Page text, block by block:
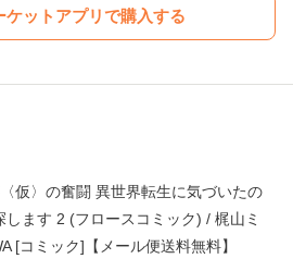
ケットアプリで購入する
仮〉の奮闘 異世界転生に気づいたの
ます 2 (フロースコミック) / 梶山ミ
[コミック]【メール便送料無料】